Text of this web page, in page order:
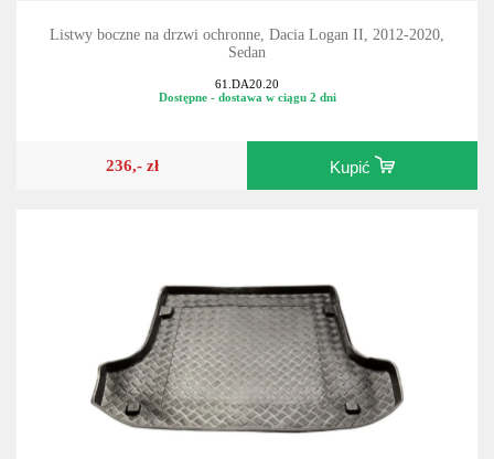
Listwy boczne na drzwi ochronne, Dacia Logan II, 2012-2020,
Sedan
61.DA20.20
Dostępne - dostawa w ciągu 2 dni
236,- zł Kupić